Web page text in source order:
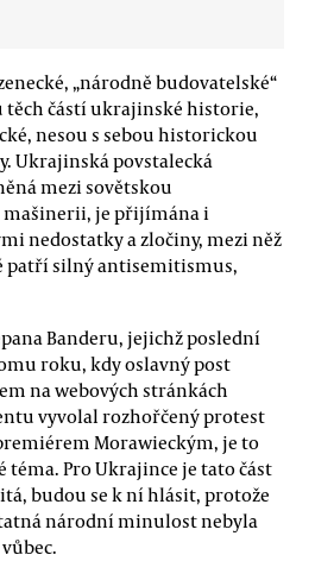
„národně budovatelské“
těch částí ukrajinské historie,
nesou s sebou historickou
Ukrajinská povstalecká
mezi sovětskou
je přijímána i
nedostatky a zločiny, mezi něž
patří silný antisemitismus,
Banderu, jejichž poslední
roku, kdy oslavný post
na webových stránkách
vyvolal rozhořčený protest
Morawieckým, je to
téma. Pro Ukrajince je tato část
budou se k ní hlásit, protože
národní minulost nebyla